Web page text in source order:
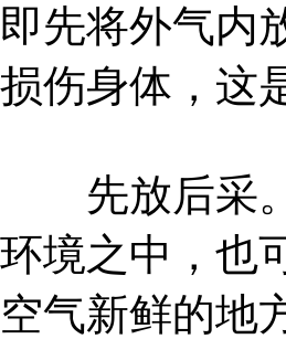
即先将外气内
损伤身体，这
先放后采。
环境之中，也
空气新鲜的地